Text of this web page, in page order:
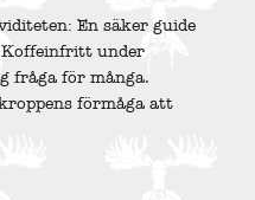
En säker guide
Koffeinfritt under
fråga för många.
förmåga att